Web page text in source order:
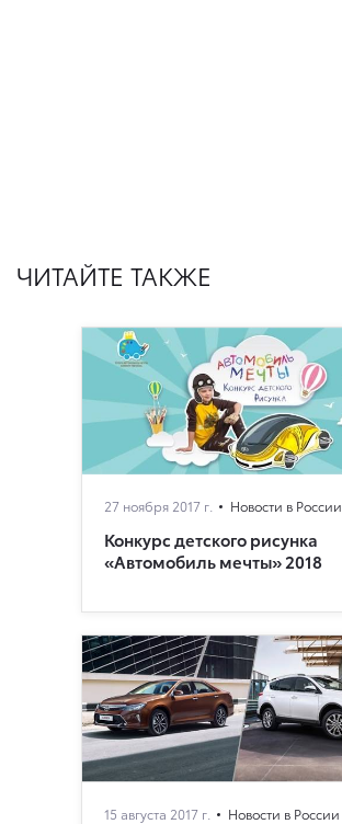
ЧИТАЙТЕ ТАКЖЕ
27 ноября 2017 г. Новости в России
Конкурс детского рисунка
«Автомобиль мечты» 2018
15 августа 2017 г. Новости в России